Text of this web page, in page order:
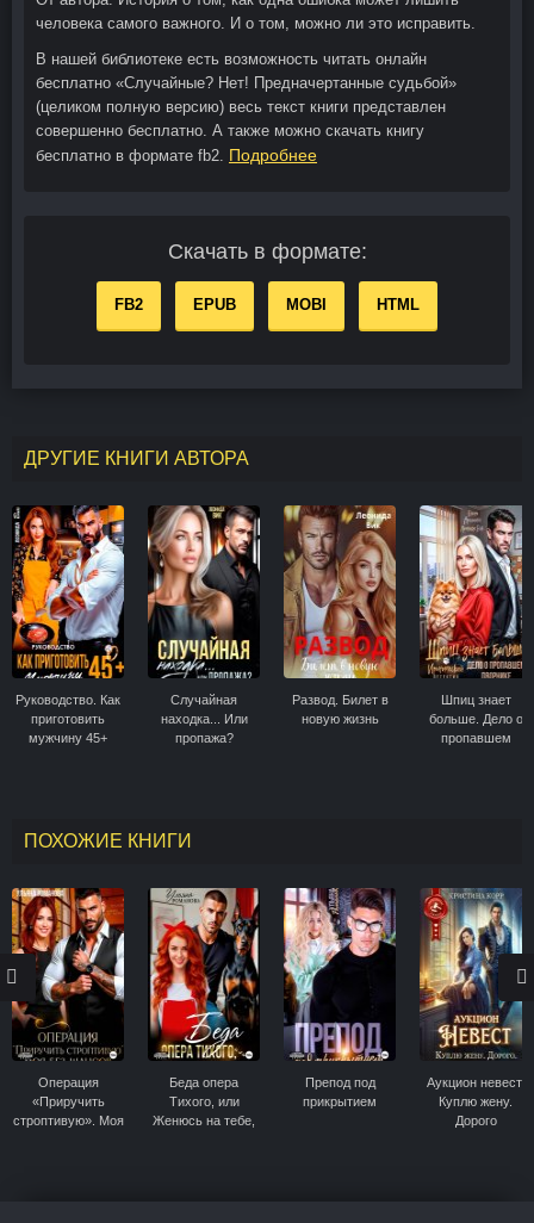
человека самого важного. И о том, можно ли это исправить.
В нашей библиотеке есть возможность читать онлайн
бесплатно «Случайные? Нет! Предначертанные судьбой»
(целиком полную версию) весь текст книги представлен
совершенно бесплатно. А также можно скачать книгу
бесплатно в формате fb2. Подробнее
Скачать в формате:
FB2 EPUB MOBI HTML
ДРУГИЕ КНИГИ АВТОРА
Руководство. Как
приготовить
мужчину 45+
Случайная
находка... Или
пропажа?
Развод. Билет в
новую жизнь
Шпиц знает
больше. Дело о
пропавшем
ПОХОЖИЕ КНИГИ
Операция
«Приручить
строптивую». Моя
Беда опера
Тихого, или
Женюсь на тебе,
Препод под
прикрытием
Аукцион невест.
Куплю жену.
Дорого